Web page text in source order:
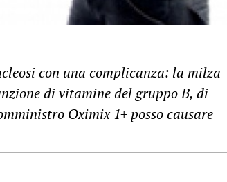
con una complicanza: la milza
di vitamine del gruppo B, di
Oximix 1+ posso causare